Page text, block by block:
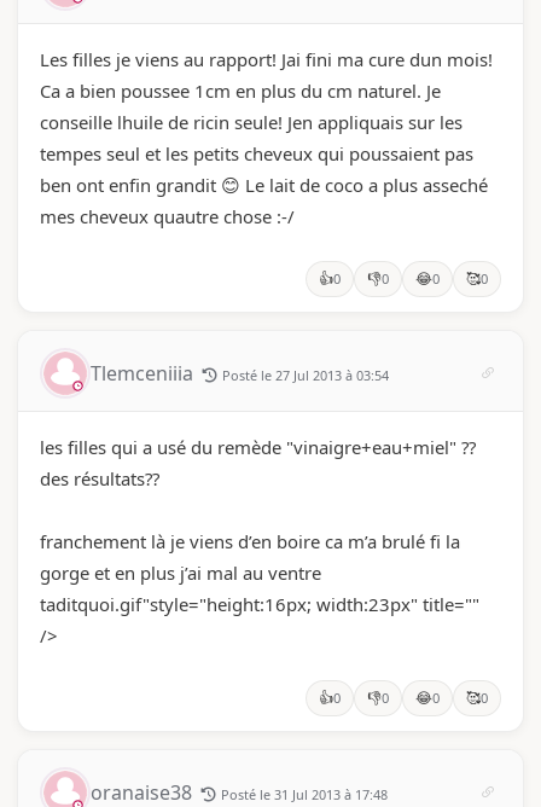
Les filles je viens au rapport! Jai fini ma cure dun mois!
Ca a bien poussee 1cm en plus du cm naturel. Je
conseille lhuile de ricin seule! Jen appliquais sur les
tempes seul et les petits cheveux qui poussaient pas
ben ont enfin grandit 😊 Le lait de coco a plus asseché
mes cheveux quautre chose :-/
👍0 👎0 😂0 🥰0
Tlemceniiia Posté le 27 Jul 2013 à 03:54
les filles qui a usé du remède "vinaigre+eau+miel" ??
des résultats??
franchement là je viens d’en boire ca m’a brulé fi la
gorge et en plus j’ai mal au ventre
taditquoi.gif"style="height:16px; width:23px" title=""
/>
👍0 👎0 😂0 🥰0
oranaise38 Posté le 31 Jul 2013 à 17:48